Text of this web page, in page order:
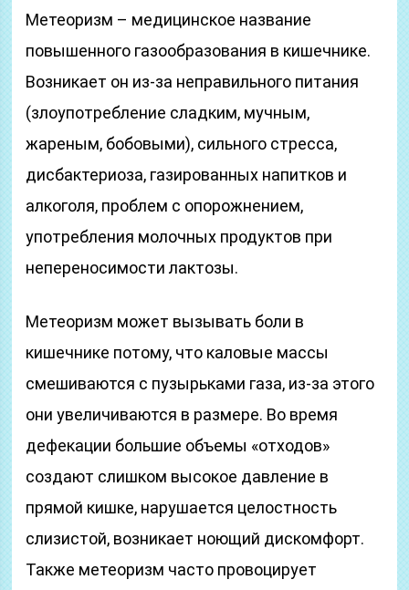
Метеоризм – медицинское название
повышенного газообразования в кишечнике.
Возникает он из-за неправильного питания
(злоупотребление сладким, мучным,
жареным, бобовыми), сильного стресса,
дисбактериоза, газированных напитков и
алкоголя, проблем с опорожнением,
употребления молочных продуктов при
непереносимости лактозы.
Метеоризм может вызывать боли в
кишечнике потому, что каловые массы
смешиваются с пузырьками газа, из-за этого
они увеличиваются в размере. Во время
дефекации большие объемы «отходов»
создают слишком высокое давление в
прямой кишке, нарушается целостность
слизистой, возникает ноющий дискомфорт.
Также метеоризм часто провоцирует